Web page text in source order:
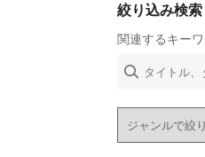
絞り込み検索
関連するキー